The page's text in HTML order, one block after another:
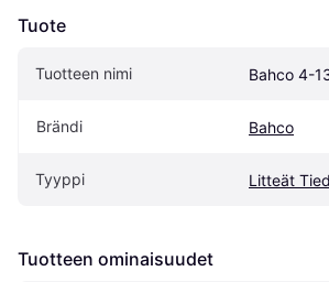
Tuote
Tuotteen nimi Bahco 4-
Brändi Bahco
Tyyppi Litteät
Tuotteen ominaisuudet